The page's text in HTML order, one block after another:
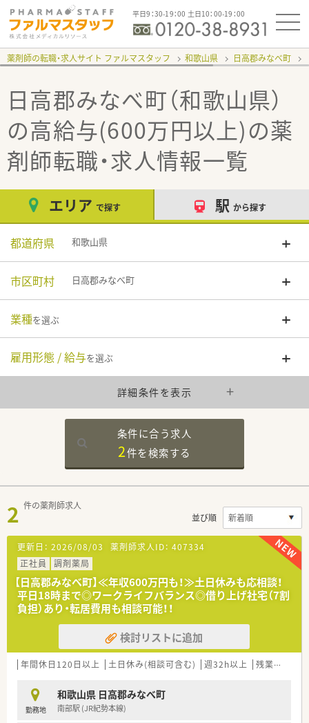
平日9：30-19：00 土日10：00-19：00
薬剤師の転職・求人サイト ファルマスタッフ 和歌山県 日高郡みなべ町
日高郡みなべ町（和歌山県）
の高給与(600万円以上)の薬
剤師転職・求人情報一覧
エリア で探す 駅 から探す
都道府県 和歌山県
市区町村 日高郡みなべ町
業種を選ぶ
雇用形態 / 給与を選ぶ
詳細条件を表示
条件に合う求人
2件を検索する
2 件の薬剤師求人
並び順
更新日： 2026/08/03 薬剤師求人ID： 407334
正社員
調剤薬局
【日高郡みなべ町】≪年収600万円も！≫土日休みも応相談！
平日18時まで◎ワークライフバランス◎借り上げ社宅（7割
負担）あり・転居費用も相談可能！！
検討リストに追加
年間休日120日以上 土日休み(相談可含む) 週32h以上 残業なし(ほぼなし含む)
勤務地
和歌山県 日高郡みなべ町
南部駅 (JR紀勢本線)